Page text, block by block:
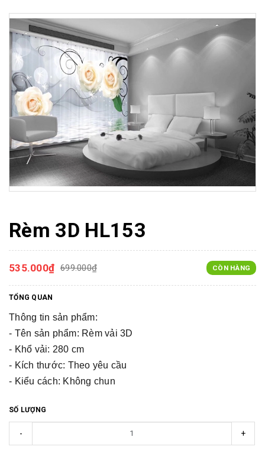
Rèm 3D HL153
535.000₫ 699.000₫ CÒN HÀNG
TỔNG QUAN
Thông tin sản phẩm:
- Tên sản phẩm: Rèm vải 3D
- Khổ vải: 280 cm
- Kích thước: Theo yêu cầu
- Kiểu cách: Không chun
SỐ LƯỢNG
- +